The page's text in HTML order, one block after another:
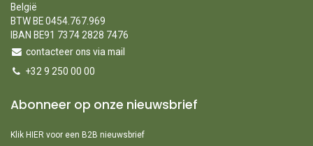
België
BTW BE 0454.767.969
IBAN BE91 7374 2828 7476
contacteer ons via mail
+32 9 250 00 00
Abonneer op onze nieuwsbrief
Klik HIER voor een B2B nieuwsbrief